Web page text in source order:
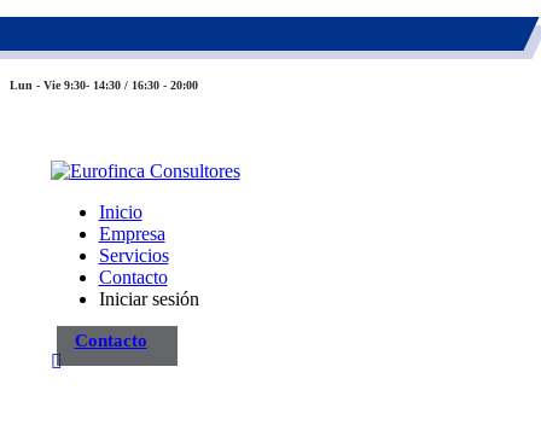
Lun - Vie 9:30- 14:30 / 16:30 - 20:00
Inicio
Empresa
Servicios
Contacto
Iniciar sesión
Contacto